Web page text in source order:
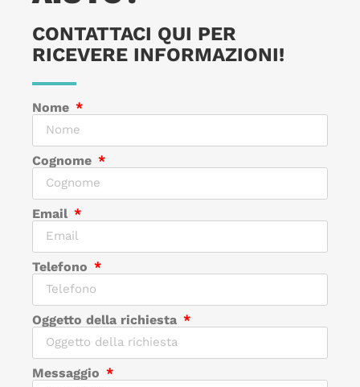
CONTATTACI QUI PER
RICEVERE INFORMAZIONI!
Nome
Cognome
Email
Telefono
Oggetto della richiesta
Messaggio